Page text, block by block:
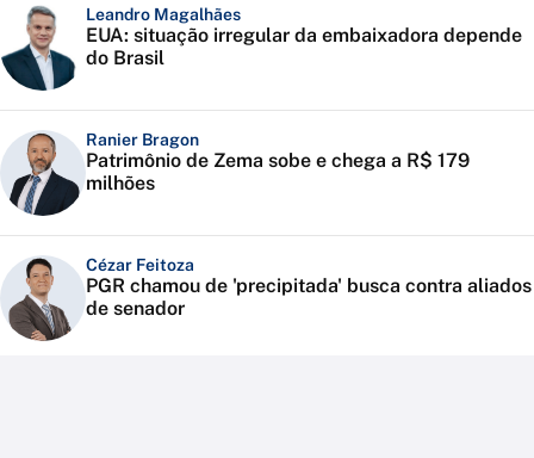
Leandro Magalhães
EUA: situação irregular da embaixadora depende
do Brasil
Ranier Bragon
Patrimônio de Zema sobe e chega a R$ 179
milhões
Cézar Feitoza
PGR chamou de 'precipitada' busca contra aliados
de senador